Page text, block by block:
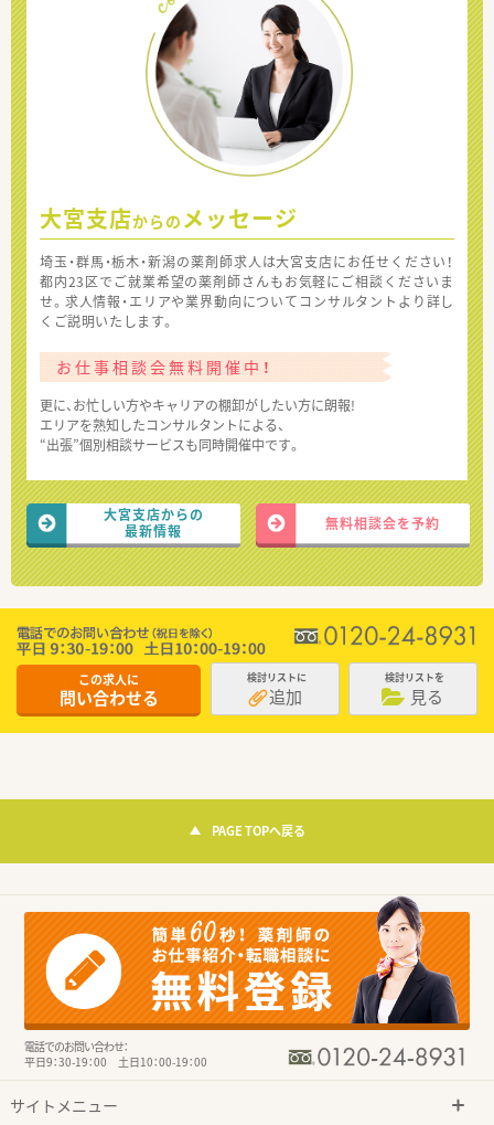
大宮支店からの メッセージ
埼玉・群馬・栃木・新潟の薬剤師求人は大宮支店にお任せください！
都内23区でご就業希望の薬剤師さんもお気軽にご相談くださいま
せ。求人情報・エリアや業界動向についてコンサルタントより詳し
くご説明いたします。
お仕事相談会無料開催中！
更に、お忙しい方やキャリアの棚卸がしたい方に朗報!
エリアを熟知したコンサルタントによる、
“出張”個別相談サービスも同時開催中です。
大宮支店からの
最新情報
無料相談会を予約
この求人に
問い合わせる
検討リストに
追加
検討リストを
見る
PAGE TOPへ戻る
電話でのお問い合わせ：
平日9：30-19：00 土日10：00-19：00
サイトメニュー